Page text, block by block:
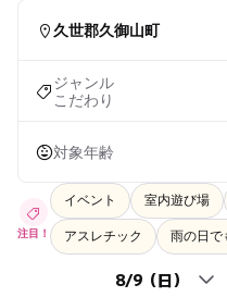
久世郡久御山町
ジャンル
こだわり
対象年齢
注目！
イベント 室内遊び場
アスレチック 雨の日で